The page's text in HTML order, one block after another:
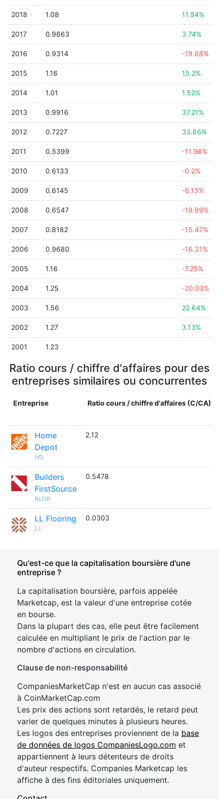
2018 1.08 11.94%
2017 0.9663 3.74%
2016 0.9314 -19.68%
2015 1.16 15.2%
2014 1.01 1.52%
2013 0.9916 37.21%
2012 0.7227 33.86%
2011 0.5399 -11.98%
2010 0.6133 -0.2%
2009 0.6145 -6.13%
2008 0.6547 -19.99%
2007 0.8182 -15.47%
2006 0.9680 -16.31%
2005 1.16 -7.25%
2004 1.25 -20.03%
2003 1.56 22.64%
2002 1.27 3.13%
2001 1.23
Ratio cours / chiffre d'affaires pour des
entreprises similaires ou concurrentes
Entreprise Ratio cours / chiffre d'affaires (C/CA)
Home
Depot
HD
2.12
Builders
FirstSource
BLDR
0.5478
LL Flooring
LL
0.0303
Qu'est-ce que la capitalisation boursière d'une
entreprise ?
La capitalisation boursière, parfois appelée
Marketcap, est la valeur d'une entreprise cotée
en bourse.
Dans la plupart des cas, elle peut être facilement
calculée en multipliant le prix de l'action par le
nombre d'actions en circulation.
Clause de non-responsabilité
CompaniesMarketCap n'est en aucun cas associé
à CoinMarketCap.com
Les prix des actions sont retardés, le retard peut
varier de quelques minutes à plusieurs heures.
Les logos des entreprises proviennent de la base
de données de logos CompaniesLogo.com et
appartiennent à leurs détenteurs de droits
d'auteur respectifs. Companies Marketcap les
affiche à des fins éditoriales uniquement.